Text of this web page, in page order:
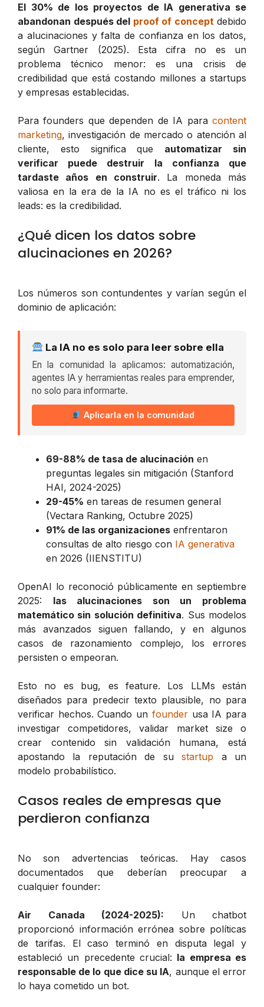
El 30% de los proyectos de IA generativa se
abandonan después del proof of concept debido
a alucinaciones y falta de confianza en los datos,
según Gartner (2025). Esta cifra no es un
problema técnico menor: es una crisis de
credibilidad que está costando millones a startups
y empresas establecidas.
Para founders que dependen de IA para content
marketing, investigación de mercado o atención al
cliente, esto significa que automatizar sin
verificar puede destruir la confianza que
tardaste años en construir. La moneda más
valiosa en la era de la IA no es el tráfico ni los
leads: es la credibilidad.
¿Qué dicen los datos sobre
alucinaciones en 2026?
Los números son contundentes y varían según el
dominio de aplicación:
La IA no es solo para leer sobre ella
En la comunidad la aplicamos: automatización,
agentes IA y herramientas reales para emprender,
no solo para informarte.
Aplicarla en la comunidad
69-88% de tasa de alucinación en
preguntas legales sin mitigación (Stanford
HAI, 2024-2025)
29-45% en tareas de resumen general
(Vectara Ranking, Octubre 2025)
91% de las organizaciones enfrentaron
consultas de alto riesgo con IA generativa
en 2026 (IIENSTITU)
OpenAI lo reconoció públicamente en septiembre
2025: las alucinaciones son un problema
matemático sin solución definitiva. Sus modelos
más avanzados siguen fallando, y en algunos
casos de razonamiento complejo, los errores
persisten o empeoran.
Esto no es bug, es feature. Los LLMs están
diseñados para predecir texto plausible, no para
verificar hechos. Cuando un founderusa IA para
investigar competidores, validar market size o
crear contenido sin validación humana, está
apostando la reputación de sustartup a un
modelo probabilístico.
Casos reales de empresas que
perdieron confianza
No son advertencias teóricas. Hay casos
documentados que deberían preocupar a
cualquier founder:
Air Canada (2024-2025): Un chatbot
proporcionó información errónea sobre políticas
de tarifas. El caso terminó en disputa legal y
estableció un precedente crucial: la empresa es
responsable de lo que dice su IA, aunque el error
lo haya cometido un bot.